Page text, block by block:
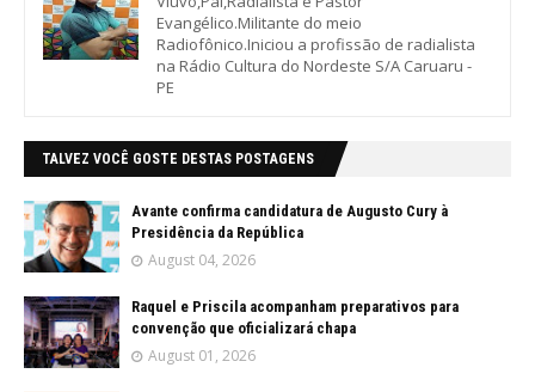
Evangélico.Militante do meio
Radiofônico.Iniciou a profissão de radialista
na Rádio Cultura do Nordeste S/A Caruaru -
PE
TALVEZ VOCÊ GOSTE DESTAS POSTAGENS
Avante confirma candidatura de Augusto Cury à
Presidência da República
August 04, 2026
Raquel e Priscila acompanham preparativos para
convenção que oficializará chapa
August 01, 2026